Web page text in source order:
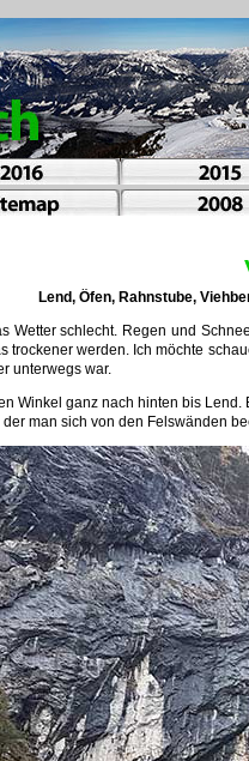
Lend, Öfen, Rahnstube,
Wetter schlecht. Regen und
trockener werden. Ich möchte
unterwegs war.
Winkel ganz nach hinten bis
man sich von den Felswänden